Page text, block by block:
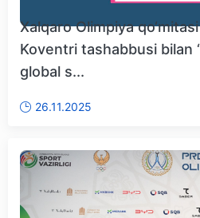
Xalqaro Olimpiya
Koventri tashabbusi bilan
global s...
26.11.2025